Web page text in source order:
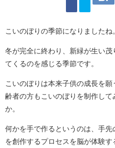
こいのぼりの季節になりましたね。
冬が完全に終わり、新緑が生い
てくるのを感じる季節です。
こいのぼりは本来子供の成長を
齢者の方もこいのぼりを制作し
か。
何かを手で作るというのは、手
を創作するプロセスを脳が体験